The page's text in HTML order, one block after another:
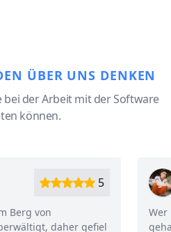
ÜBER UNS DENKEN
der Arbeit mit der Software
können.
Saimon
hätte gedacht, dass Aol so leicht
werden kann! Nur eine halbe